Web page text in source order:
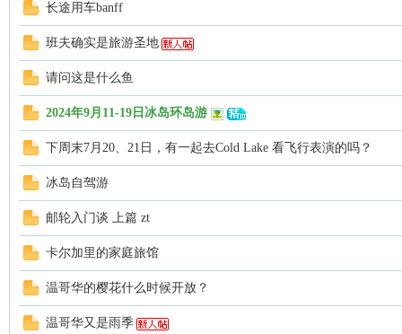
长途用车banff
班夫确实是旅游圣地
请问这是什么鱼
2024年9月11-19日冰岛环岛游
下周末7月20、21日，有一起去Cold Lake 看飞行表演的吗？
冰岛自驾游
邮轮入门谈 上篇 zt
卡尔加里的家庭旅馆
温哥华的樱花什么时候开放？
温哥华又是雨季